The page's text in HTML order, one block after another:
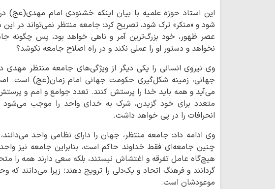
این استاد حوزه علمیه با بیان اینکه خشنودی امام مهدی(عج)
شود و «منکر» ترک شود، تصریح کرد: جامعه منتظر نمی‌تواند در این
عصر ظهور، خود بزرگ‌ترین آمر و ناهی خواهد بود، پس چگونه
نخواهد و دستور او را عملی نکند و در راه اصلاح جامعه نکوشد؟
وی نیروی انسانی را یکی دیگر از ویژگی‌های جامعه منتظر
جهانی، زمینه شکل‌گیری حکومت جهانی امام زمان(عج) است.
می‌آید و همه باید خدا را پرستش کنند. تعدد جوامع و امم و
متعدد برای خود گزیدن، شرک به خدای واحد را موجب می‌شود
انحرافات را در پی خواهد داشت.
وی ادامه داد: جامعه منتظر، جهان را دارای نظامی واحد
چنین جامعه‌ای فقط خداوند حاکم است، بنابراین جامعه نیز
هیچ‌گاه عامل تفرقه و اغتشاش نیستند، بلکه سعی دارند همه را
گردانند و فرهنگ اتحاد و یک‌دلی را ترویج دهند؛ زیرا می‌دانند
موعودشان است.